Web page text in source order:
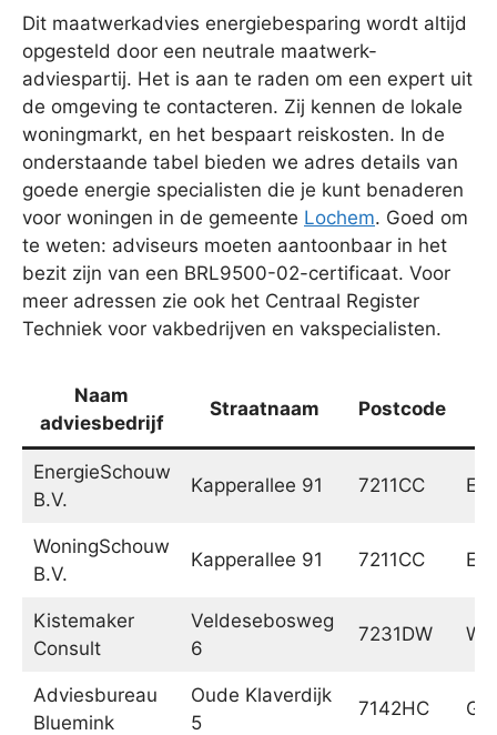
Dit maatwerkadvies energiebesparing wordt altijd
opgesteld door een neutrale maatwerk-
adviespartij. Het is aan te raden om een expert uit
de omgeving te contacteren. Zij kennen de lokale
woningmarkt, en het bespaart reiskosten. In de
onderstaande tabel bieden we adres details van
goede energie specialisten die je kunt benaderen
voor woningen in de gemeente Lochem. Goed om
te weten: adviseurs moeten aantoonbaar in het
bezit zijn van een BRL9500-02-certificaat. Voor
meer adressen zie ook het Centraal Register
Techniek voor vakbedrijven en vakspecialisten.
Naam
adviesbedrijf
Straatnaam Postcode
EnergieSchouw
B.V.
Kapperallee 91 7211CC
WoningSchouw
B.V.
Kapperallee 91 7211CC
Kistemaker
Consult
Veldesebosweg
6
7231DW
Adviesbureau
Bluemink
Oude Klaverdijk
5
7142HC